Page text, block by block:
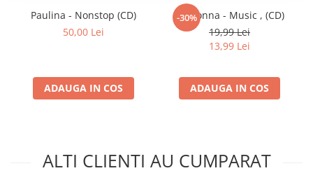
Paulina - Nonstop (CD)
50,00 Lei
ADAUGA IN COS
-30%
Madonna - Music , (CD)
19,99 Lei
13,99 Lei
ADAUGA IN COS
ALTI CLIENTI AU CUMPARAT